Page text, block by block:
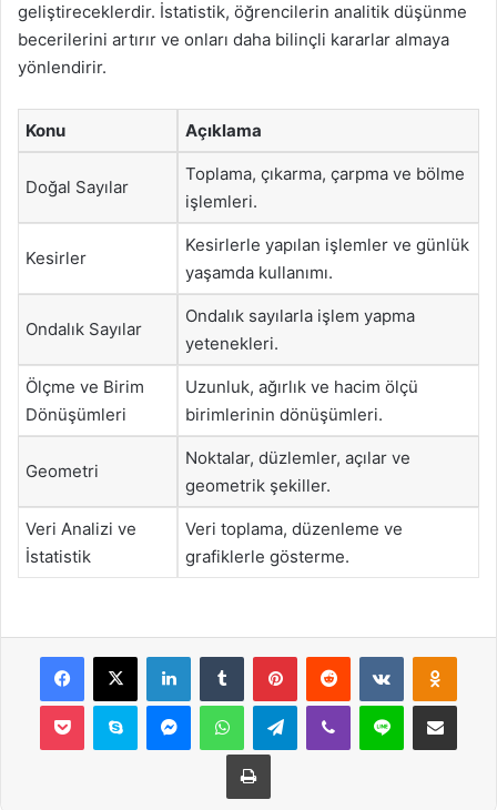
geliştireceklerdir. İstatistik, öğrencilerin analitik düşünme
becerilerini artırır ve onları daha bilinçli kararlar almaya
yönlendirir.
Konu Açıklama
Doğal Sayılar
Toplama, çıkarma, çarpma ve bölme
işlemleri.
Kesirler
Kesirlerle yapılan işlemler ve günlük
yaşamda kullanımı.
Ondalık Sayılar
Ondalık sayılarla işlem yapma
yetenekleri.
Ölçme ve Birim
Dönüşümleri
Uzunluk, ağırlık ve hacim ölçü
birimlerinin dönüşümleri.
Geometri
Noktalar, düzlemler, açılar ve
geometrik şekiller.
Veri Analizi ve
İstatistik
Veri toplama, düzenleme ve
grafiklerle gösterme.
Facebook
X LinkedInTumblr PinterestReddit VKontakte
Pocket Skype MessengerWhatsAppTelegramViber Line E-Posta ile
Yazdır